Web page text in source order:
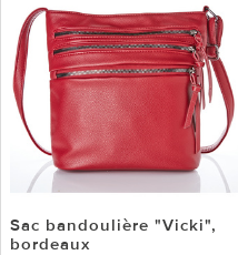
Sac bandoulière "Vicki",
bordeaux